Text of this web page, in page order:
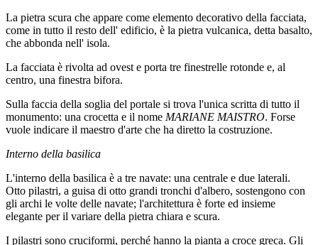
La pietra scura che appare come elemento decorativo della facciata,
come in tutto il resto dell' edificio, è la pietra vulcanica, detta basalto,
che abbonda nell' isola.
La facciata è rivolta ad ovest e porta tre finestrelle rotonde e, al
centro, una finestra bifora.
Sulla faccia della soglia del portale si trova l'unica scritta di tutto il
monumento: una crocetta e il nome MARIANE MAISTRO. Forse
vuole indicare il maestro d'arte che ha diretto la costruzione.
Interno della basilica
L'interno della basilica è a tre navate: una centrale e due laterali.
Otto pilastri, a guisa di otto grandi tronchi d'albero, sostengono con
gli archi le volte delle navate; l'architettura è forte ed insieme
elegante per il variare della pietra chiara e scura.
I pilastri sono cruciformi, perché hanno la pianta a croce greca. Gli